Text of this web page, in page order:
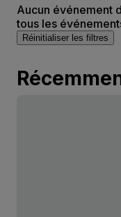
Aucun événement
tous les
Réinitialiser les filtres